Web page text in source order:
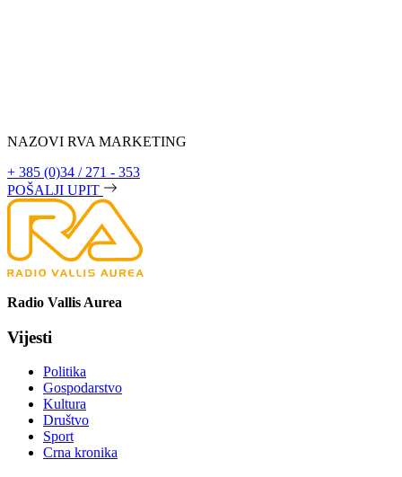
NAZOVI RVA MARKETING
+ 385 (0)34 / 271 - 353
POŠALJI UPIT
Radio Vallis Aurea
Vijesti
Politika
Gospodarstvo
Kultura
Društvo
Sport
Crna kronika